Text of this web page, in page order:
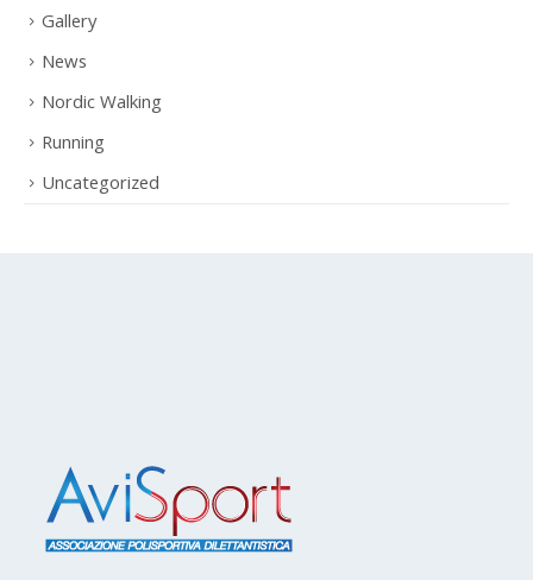
News
Nordic Walking
Running
Uncategorized